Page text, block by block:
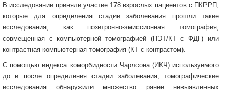
В исследовании приняли участие 178 взрослых пациентов с ПКРРП,
которые для определения стадии заболевания прошли такие
исследования, как позитронно-эмиссионная томография,
совмещенная с компьютерной томографией (ПЭТ/КТ с ФДГ) или
контрастная компьютерная томография (КТ с контрастом).
С помощью индекса коморбидности Чарлсона (ИКЧ) используемого
до и после определения стадии заболевания, томографические
исследования обнаружили множество ранее невыявленных